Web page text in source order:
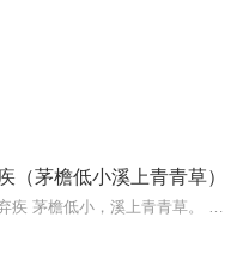
（茅檐低小溪上青青草）